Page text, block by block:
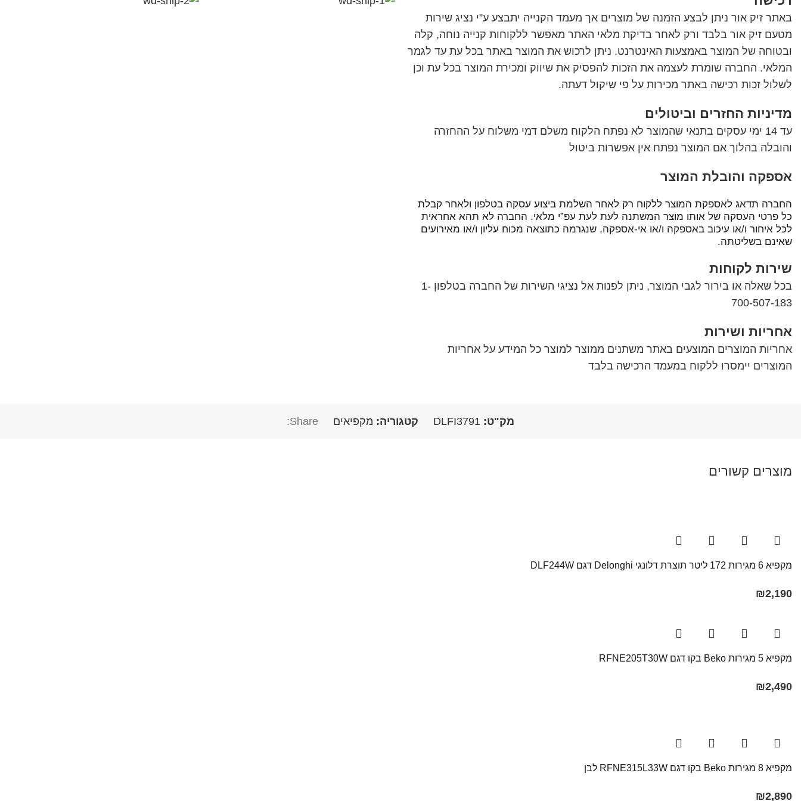
באתר זיק אור ניתן לבצע הזמנה של מוצרים אך מעמד הקנייה יתבצע ע”י נציג שירות
מטעם זיק אור בלבד ורק לאחר בדיקת מלאי האתר מאפשר ללקוחות קנייה נוחה, קלה
ובטוחה של המוצר באמצעות האינטרנט. ניתן לרכוש את המוצר באתר בכל עת עד לגמר
המלאי. החברה שומרת לעצמה את הזכות להפסיק את שיווק ומכירת המוצר בכל עת וכן
לשלול זכות רכישה באתר מכירות על פי שיקול דעתה.
מדיניות החזרים וביטולים
עד 14 ימי עסקים בתנאי שהמוצר לא נפתח הלקוח משלם דמי משלוח על ההחזרה
והובלה בהלוך אם המוצר נפתח אין אפשרות ביטול
אספקה והובלת המוצר
החברה תדאג לאספקת המוצר ללקוח רק לאחר השלמת ביצוע עסקה בטלפון ולאחר קבלת
כל פרטי העסקה של אותו מוצר המשתנה לעת לעת עפ”י מלאי. החברה לא תהא אחראית
לכל איחור ו/או עיכוב באספקה ו/או אי-אספקה, שנגרמה כתוצאה מכוח עליון ו/או מאירועים
שאינם בשליטתה.
שירות לקוחות
בכל שאלה או בירור לגבי המוצר, ניתן לפנות אל נציגי השירות של החברה בטלפון 1-
700-507-183
אחריות ושירות
אחריות המוצרים המוצעים באתר משתנים ממוצר למוצר כל המידע על אחריות
המוצרים יימסרו ללקוח במעמד הרכישה בלבד
מק"ט: DLFI3791 קטגוריה: מקפיאים Share:
מוצרים קשורים
מקפיא 6 מגירות 172 ליטר תוצרת דלונגי Delonghi דגם DLF244W
₪2,190
מקפיא 5 מגירות Beko בקו ‏דגם RFNE205T30W
₪2,490
מקפיא 8 מגירות Beko בקו ‏דגם RFNE315L33W לבן
₪2,890